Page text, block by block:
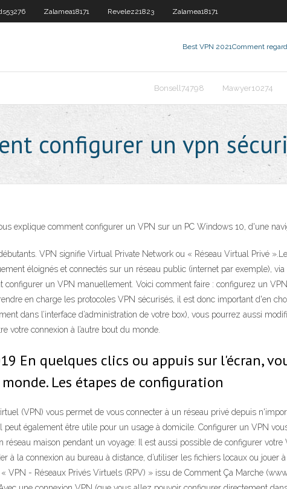
Zalamea18171 Revelez21823 Zalamea18171
Best VPN 2021Comment
Bonsell74798 Mawyer10274
configurer un vpn
explique comment configurer un VPN sur un PC Windows 10, d'une
VPN signifie Virtual Private Network ou « Réseau Virtual Privé
éloignés et connectés sur un réseau public (internet par exemple),
configurer un VPN manuellement. Voici comment faire : configurez un
en charge les protocoles VPN sécurisés, il est donc important d'en
dans l’interface d’administration de votre box), vous pourrez aussi
votre connexion à l’autre bout du monde.
En quelques clics ou appuis sur l'écran,
Les étapes de configuration
(VPN) vous permet de vous connecter à un réseau privé depuis
peut également être utile pour un usage à domicile. Configurer un VPN
réseau maison pendant un voyage: Il est aussi possible de configurer
à la connexion au bureau à distance, d’utiliser les fichiers locaux ou
VPN - Réseaux Privés Virtuels (RPV) » issu de Comment Ça Marche